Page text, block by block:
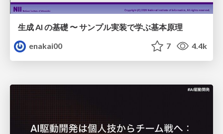
生成 AI の基礎 〜 サンプル実装で学ぶ基本原理
enakai00
7 4.4k